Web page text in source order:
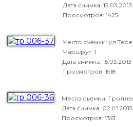
Дата снимка: 15.03.2013
Просмотров: 1425
Место съемки:
Маршрут: 1
Дата снимка: 15.03.2013
Просмотров: 1518
Место съемки:
Дата снимка: 02.01.2013
Просмотров: 1361